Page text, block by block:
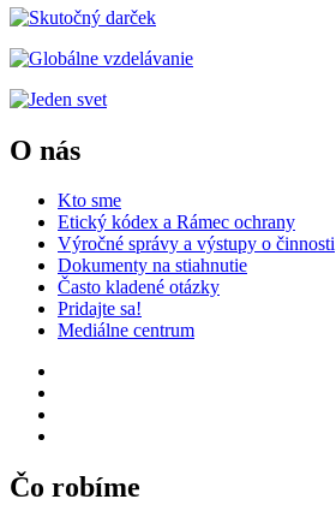
O nás
Kto sme
Etický kódex a Rámec ochrany
Výročné správy a výstupy o činnosti
Dokumenty na stiahnutie
Často kladené otázky
Pridajte sa!
Mediálne centrum
Čo robíme